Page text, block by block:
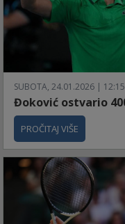
SUBOTA, 24.01.2026 | 12:15
Đoković ostvario
PROČITAJ VIŠE